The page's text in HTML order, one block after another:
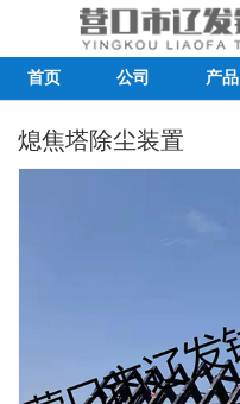
首页 公司 产品
熄焦塔除尘装置